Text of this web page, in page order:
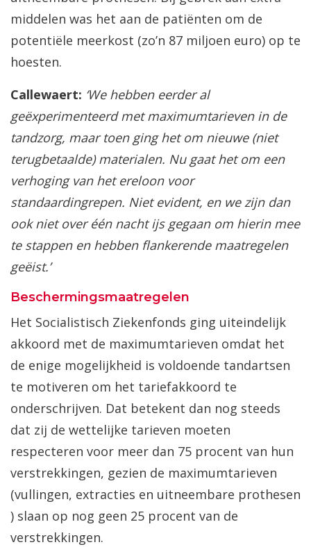
middelen was het aan de patiënten om de
potentiële meerkost (zo’n 87 miljoen euro) op te
hoesten.
Callewaert: ‘We hebben eerder al
geëxperimenteerd met maximumtarieven in de
tandzorg, maar toen ging het om nieuwe (niet
terugbetaalde) materialen. Nu gaat het om een
verhoging van het ereloon voor
standaardingrepen. Niet evident, en we zijn dan
ook niet over één nacht ijs gegaan om hierin mee
te stappen en hebben flankerende maatregelen
geëist.’
Beschermingsmaatregelen
Het Socialistisch Ziekenfonds ging uiteindelijk
akkoord met de maximumtarieven omdat het
de enige mogelijkheid is voldoende tandartsen
te motiveren om het tariefakkoord te
onderschrijven. Dat betekent dan nog steeds
dat zij de wettelijke tarieven moeten
respecteren voor meer dan 75 procent van hun
verstrekkingen, gezien de maximumtarieven
(vullingen, extracties en uitneembare prothesen
) slaan op nog geen 25 procent van de
verstrekkingen.